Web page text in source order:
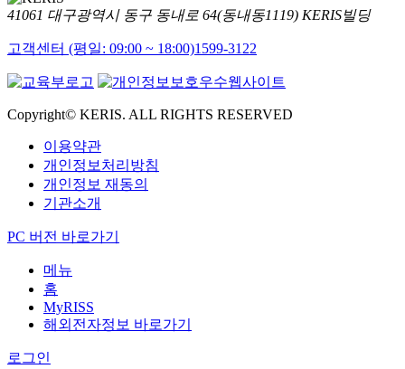
41061 대구광역시 동구 동내로 64(동내동1119) KERIS빌딩
고객센터 (평일: 09:00 ~ 18:00)1599-3122
Copyright© KERIS. ALL RIGHTS RESERVED
이용약관
개인정보처리방침
개인정보 재동의
기관소개
PC 버전 바로가기
메뉴
홈
MyRISS
해외전자정보 바로가기
로그인